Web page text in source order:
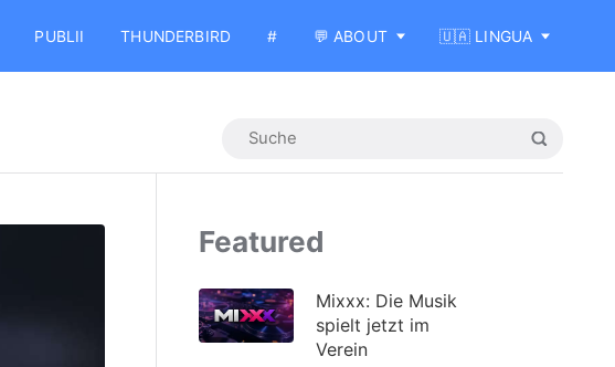
PUBLII THUNDERBIRD # 💬 ABOUT 🇺🇦 LINGUA
Featured
Mixxx: Die Musik
spielt jetzt im
Verein